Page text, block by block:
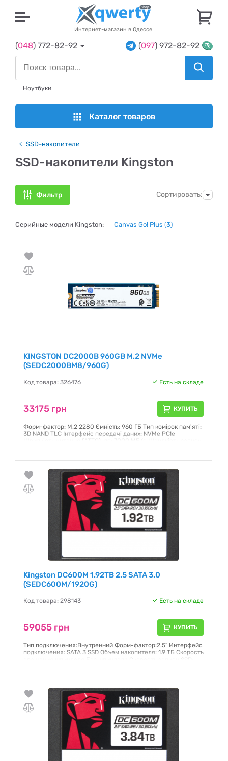
Интернет-магазин в Одессе
(048) 772-82-92 (097) 972-82-92
Ноутбуки
Каталог товаров
SSD-накопители
SSD-накопители Kingston
Фильтр Сортировать:
Серийные модели Kingston: Canvas Go! Plus (3)
KINGSTON DC2000B 960GB M.2 NVMe
(SEDC2000BM8/960G)
Код товара: 326476 Есть на складе
33175 грн КУПИТЬ
Форм-фактор: M.2 2280 Ємність: 960 ГБ Тип комірок пам'яті:
3D NAND TLC Інтерфейс передачі даних: NVMe PCIe
Швидкість читання (ATTO), до: 7000 МБ/с Швидкість запису
Гарантия:5 лет
Kingston DC600M 1.92TB 2.5 SATA 3.0
(SEDC600M/1920G)
Код товара: 298143 Есть на складе
59055 грн КУПИТЬ
Тип подключения:Внутренний Форм-фактор:2.5" Интерфейс
подключения: SATA 3 SSD Объем накопителя: 1.9 ТБ Скорость
вращения шпинделя:Без шпинделя Скорость записи SSD:
Гарантия:5 лет